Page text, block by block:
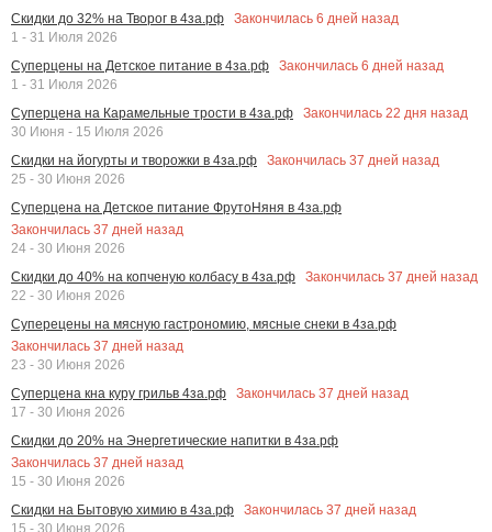
Скидки до 32% на Творог в 4за.рф
Закончилась 6 дней назад
1 - 31 Июля 2026
Суперцены на Детское питание в 4за.рф
Закончилась 6 дней назад
1 - 31 Июля 2026
Суперцена на Карамельные трости в 4за.рф
Закончилась 22 дня назад
30 Июня - 15 Июля 2026
Скидки на йогурты и творожки в 4за.рф
Закончилась 37 дней назад
25 - 30 Июня 2026
Суперцена на Детское питание ФрутоНяня в 4за.рф
Закончилась 37 дней назад
24 - 30 Июня 2026
Скидки до 40% на копченую колбасу в 4за.рф
Закончилась 37 дней назад
22 - 30 Июня 2026
Суперецены на мясную гастрономию, мясные снеки в 4за.рф
Закончилась 37 дней назад
23 - 30 Июня 2026
Суперцена кна куру грильв 4за.рф
Закончилась 37 дней назад
17 - 30 Июня 2026
Скидки до 20% на Энергетические напитки в 4за.рф
Закончилась 37 дней назад
15 - 30 Июня 2026
Скидки на Бытовую химию в 4за.рф
Закончилась 37 дней назад
15 - 30 Июня 2026